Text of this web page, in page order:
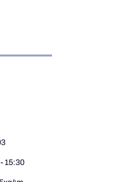
15:30